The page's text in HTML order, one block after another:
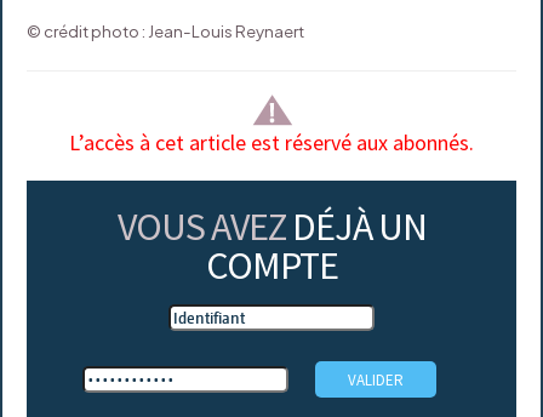
© crédit photo : Jean-Louis Reynaert
L’accès à cet article est réservé aux abonnés.
VOUS AVEZ DÉJÀ UN
COMPTE